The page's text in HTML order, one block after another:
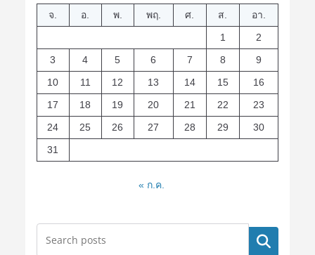
จ.
อ. พ. พฤ. ศ. ส.
อา.
1
2
3
4 5 6 7 8
9
10
11 12 13 14 15
16
17
18 19 20 21 22
23
24
25 26 27 28 29
30
31
« ก.ค.
ค้นหา